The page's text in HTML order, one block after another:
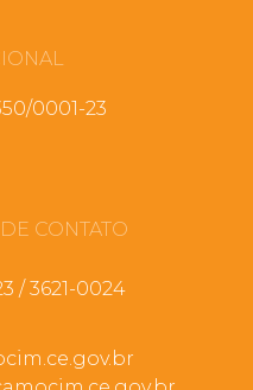
0001-23
CONTATO
/ 3621-0024